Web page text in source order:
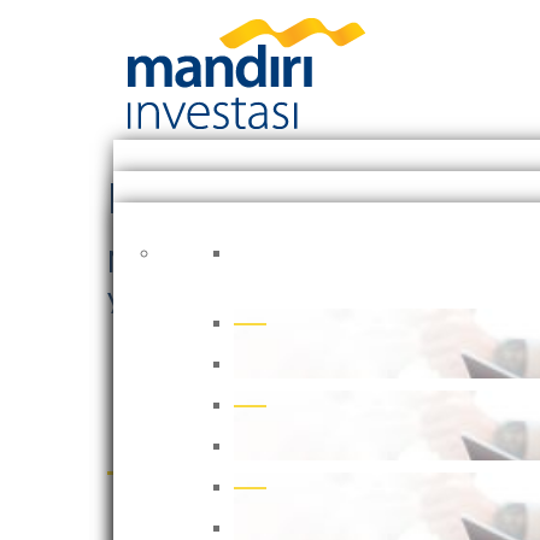
Mandiri Investa Pasar
MIPU memberikan tingkat
yang singkat sekaligus